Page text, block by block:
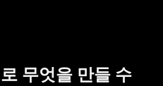
무엇을 만들 수